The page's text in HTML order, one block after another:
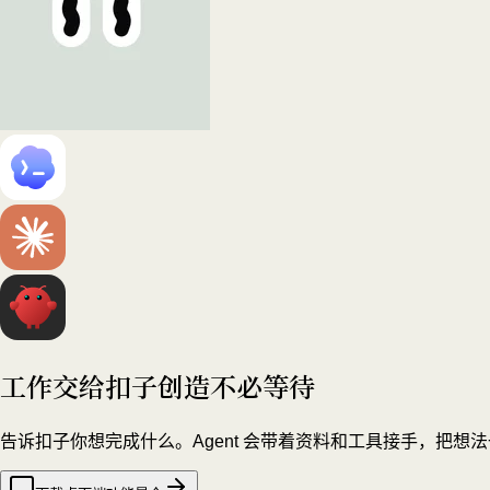
工作交给扣子创造不必等待
告诉扣子你想完成什么。Agent 会带着资料和工具接手，把想法